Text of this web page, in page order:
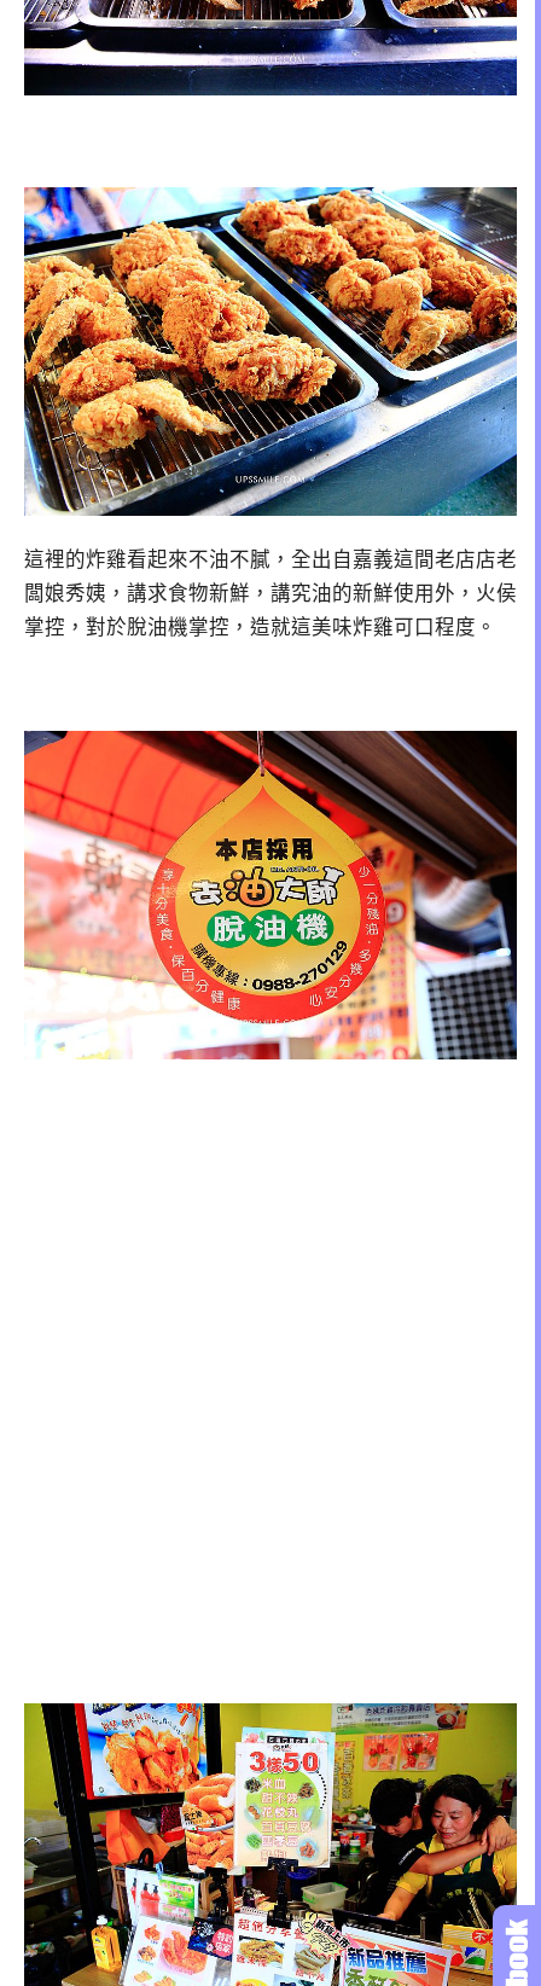
這裡的炸雞看起來不油不膩，全出自嘉義這間老店店老
闆娘秀姨，講求食物新鮮，講究油的新鮮使用外，火侯
掌控，對於脫油機掌控，造就這美味炸雞可口程度。